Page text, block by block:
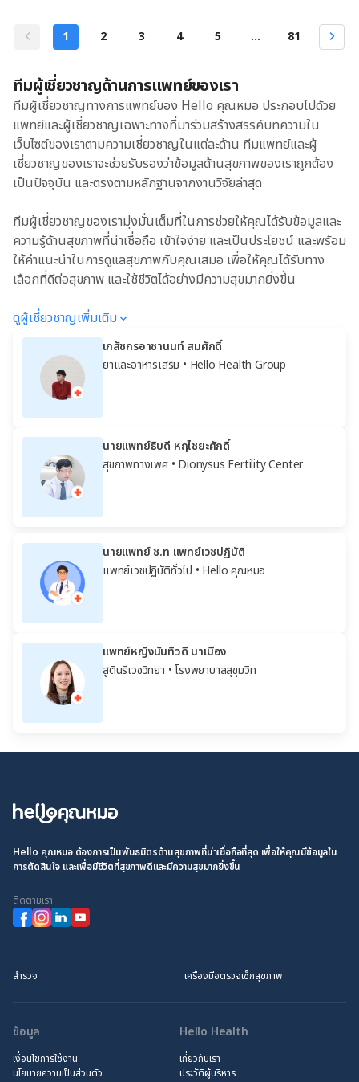
1 2 3 4 5 ... 81
ทีมผู้เชี่ยวชาญด้านการแพทย์ของเรา
ทีมผู้เชี่ยวชาญทางการแพทย์ของ Hello คุณหมอ ประกอบไปด้วย
แพทย์และผู้เชี่ยวชาญเฉพาะทางที่มาร่วมสร้างสรรค์บทความใน
เว็บไซต์ของเราตามความเชี่ยวชาญในแต่ละด้าน ทีมแพทย์และผู้
เชี่ยวชาญของเราจะช่วยรับรองว่าข้อมูลด้านสุขภาพของเราถูกต้อง
เป็นปัจจุบัน และตรงตามหลักฐานจากงานวิจัยล่าสุด
ทีมผู้เชี่ยวชาญของเรามุ่งมั่นเต็มที่ในการช่วยให้คุณได้รับข้อมูลและ
ความรู้ด้านสุขภาพที่น่าเชื่อถือ เข้าใจง่าย และเป็นประโยชน์ และพร้อม
ให้คำแนะนำในการดูแลสุขภาพกับคุณเสมอ เพื่อให้คุณได้รับทาง
เลือกที่ดีต่อสุขภาพ และใช้ชีวิตได้อย่างมีความสุขมากยิ่งขึ้น
ดูผู้เชี่ยวชาญเพิ่มเติม
เภสัชกรอาชานนท์ สมศักดิ์
ยาและอาหารเสริม • Hello Health Group
นายแพทย์ธิบดี หฤไชยะศักดิ์
สุขภาพทางเพศ• Dionysus Fertility Center
นายแพทย์ ช.ท แพทย์เวชปฏิบัติ
แพทย์เวชปฏิบัติทั่วไป • Hello คุณหมอ
แพทย์หญิงนันทิวดี มาเมือง
สูตินรีเวชวิทยา • โรงพยาบาลสุขุมวิท
Hello คุณหมอ ต้องการเป็นพันธมิตรด้านสุขภาพที่น่าเชื่อถือที่สุด เพื่อให้คุณมีข้อมูลใน
การตัดสินใจ และเพื่อมีชีวิตที่สุขภาพดีและมีความสุขมากยิ่งขึ้น
ติดตามเรา
สำรวจ เครื่องมือตรวจเช็กสุขภาพ
ข้อมูล
เงื่อนไขการใช้งาน
นโยบายความเป็นส่วนตัว
Hello Health
เกี่ยวกับเรา
ประวัติผู้บริหาร